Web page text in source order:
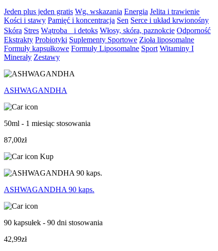
Jeden plus jeden gratis Wg. wskazania Energia Jelita i trawienie
Kości i stawy Pamięć i koncentracja Sen Serce i układ krwionośny
Skóra Stres Wątroba i detoks Włosy, skóra, paznokcie Odporność
Ekstrakty Probiotyki Suplementy Sportowe Zioła liposomalne
Formuły kapsułkowe Formuły Liposomalne Sport Witaminy I
Minerały Zestawy
ASHWAGANDHA
50ml - 1 miesiąc stosowania
87,00zł
Kup
ASHWAGANDHA 90 kaps.
90 kapsułek - 90 dni stosowania
42,99zł